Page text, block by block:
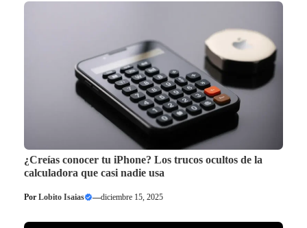
¿Creías conocer tu iPhone? Los trucos ocultos de la
calculadora que casi nadie usa
Por Lobito Isaias —diciembre 15, 2025